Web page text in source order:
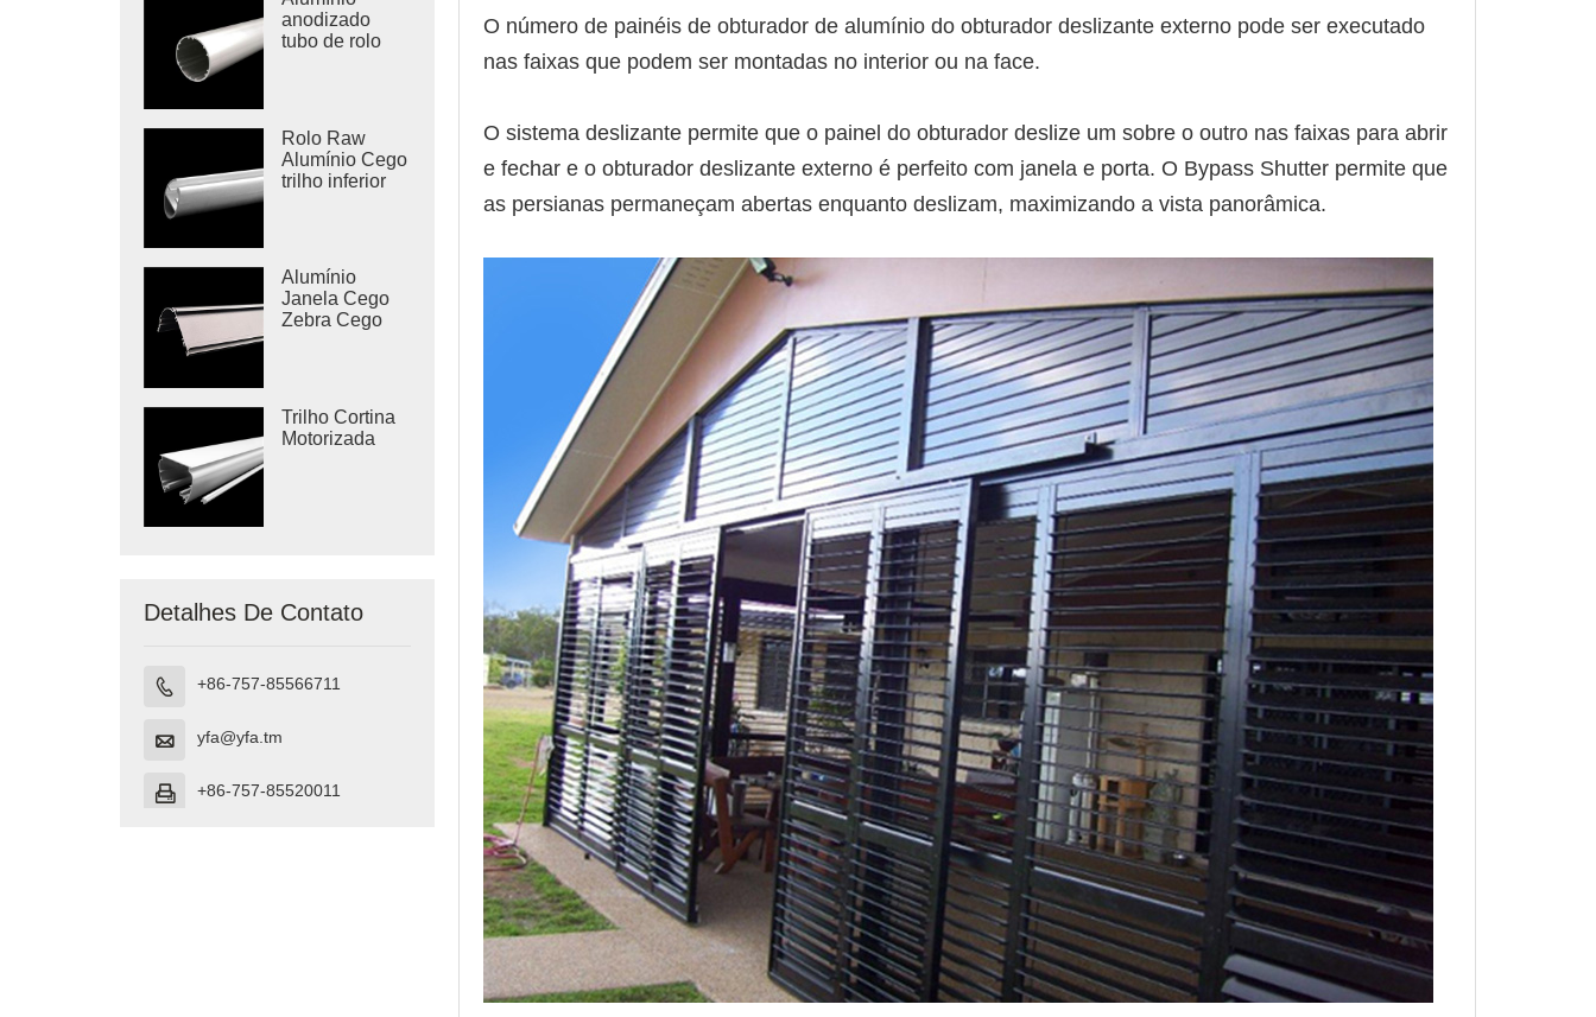
anodizado
tubo de rolo
Rolo Raw
Alumínio Cego
trilho inferior
Alumínio
Janela Cego
Zebra Cego
Trilho Cortina
Motorizada
Detalhes De Contato
 +86-757-85566711
 yfa@yfa.tm
 +86-757-85520011
O número de painéis de obturador de alumínio do obturador deslizante externo pode ser executado
nas faixas que podem ser montadas no interior ou na face.
O sistema deslizante permite que o painel do obturador deslize um sobre o outro nas faixas para abrir
e fechar e o obturador deslizante externo é perfeito com janela e porta. O Bypass Shutter permite que
as persianas permaneçam abertas enquanto deslizam, maximizando a vista panorâmica.